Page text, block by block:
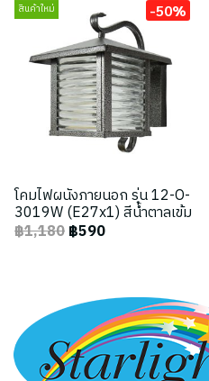
สินค้าใหม่ -50%
โคมไฟผนังภายนอก รุ่น 12-O-
3019W (E27x1) สีน้ำตาลเข้ม
฿1,180฿590